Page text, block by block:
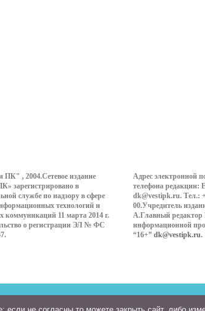
ПК" , 2004.Сетевое издание
зарегистрировано в
службе по надзору в сфере
технологий и
коммуникаций 11 марта 2014 г.
о регистрации ЭЛ № ФС
Адрес электронной
телефона редакции:
dk@vestipk.ru. Тел.:
00.Учредитель
А.Главный
информационной
“16+” dk@vestipk.ru.